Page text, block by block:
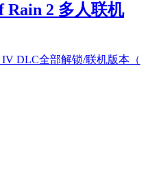
Rain 2 多人联机